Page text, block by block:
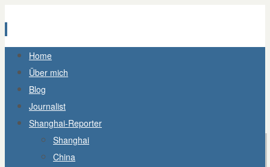
Zum
Inhalt
springen
Home
Über mich
Blog
Journalist
Shanghai-Reporter
Shanghai
China